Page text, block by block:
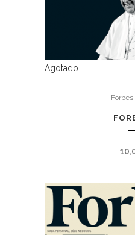
Agotado
Forbes,